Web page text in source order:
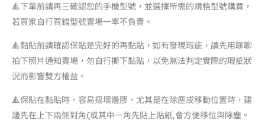
🔺下單前請再三確認您的手機型號，並選擇所需的規格型號購買，
若買家自行買錯型號賣場一率不負責。
🔺黏貼前請確認保貼是完好的再黏貼，如有發現瑕疵，請先用聊聊
拍下照片通知賣場，勿自行撕下黏貼，以免無法判定實際的瑕疵狀
況而影響雙方權益。
🔺保貼在黏貼時，容易摳壞邊膠，尤其是在除塵或移動位置時，建
議先在上下兩側對角(或其中一角先貼上貼紙,會方便移位與除塵。